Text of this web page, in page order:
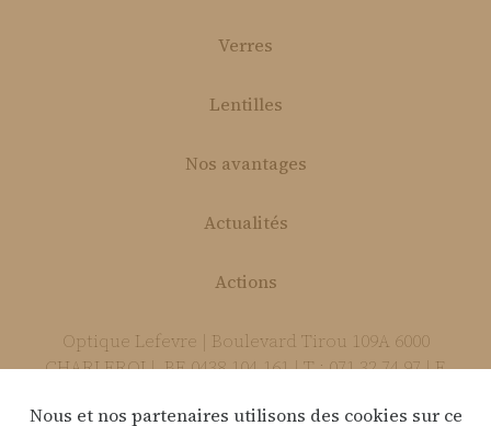
Verres
Lentilles
Nos avantages
Actualités
Actions
Optique Lefevre | Boulevard Tirou 109A 6000
CHARLEROI | BE 0438.104.161 | T : 071 32 74 97 | E
Nous et nos partenaires utilisons des cookies sur ce